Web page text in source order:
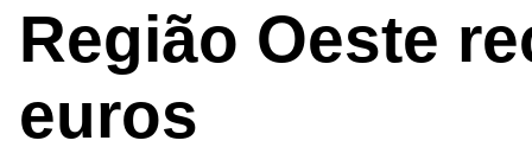
Região Oeste
euros